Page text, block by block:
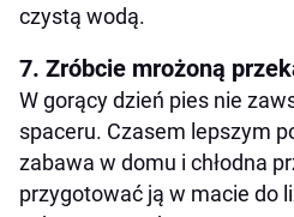
czystą wodą.
7. Zróbcie mrożoną
W gorący dzień pies nie
spaceru. Czasem lepszym
zabawa w domu i chłodna
przygotować ją w macie do